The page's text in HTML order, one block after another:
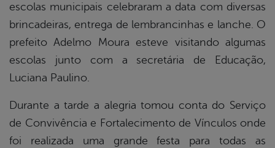
escolas municipais celebraram a data com diversas
brincadeiras, entrega de lembrancinhas e lanche. O
prefeito Adelmo Moura esteve visitando algumas
escolas junto com a secretária de Educação,
Luciana Paulino.
Durante a tarde a alegria tomou conta do Serviço
de Convivência e Fortalecimento de Vínculos onde
foi realizada uma grande festa para todas as